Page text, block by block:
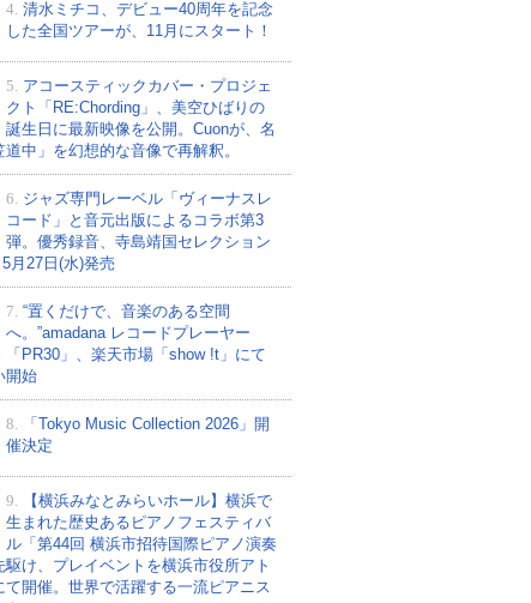
4. 清水ミチコ、デビュー40周年を記念
した全国ツアーが、11月にスタート！
5. アコースティックカバー・プロジェ
クト「RE:Chording」、美空ひばりの
誕生日に最新映像を公開。Cuonが、名
道中」を幻想的な音像で再解釈。
6. ジャズ専門レーベル「ヴィーナスレ
コード」と音元出版によるコラボ第3
弾。優秀録音、寺島靖国セレクション
月27日(水)発売
7. “置くだけで、音楽のある空間
へ。”amadana レコードプレーヤー
「PR30」、楽天市場「show !t」にて
開始
8.
「Tokyo Music Collection 2026」開
催決定
9.
【横浜みなとみらいホール】横浜で
生まれた歴史あるピアノフェスティバ
ル「第44回 横浜市招待国際ピアノ演奏
駆け、プレイベントを横浜市役所アト
て開催。世界で活躍する一流ピアニス